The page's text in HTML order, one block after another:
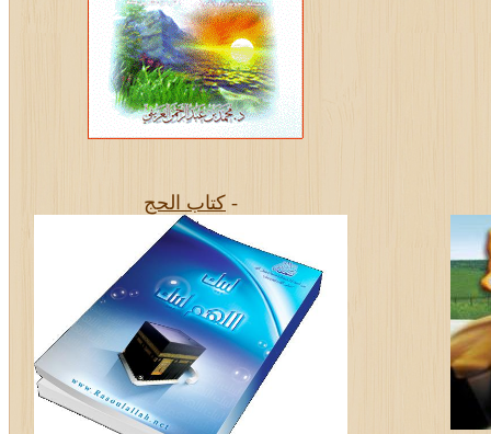
- كتاب الحج